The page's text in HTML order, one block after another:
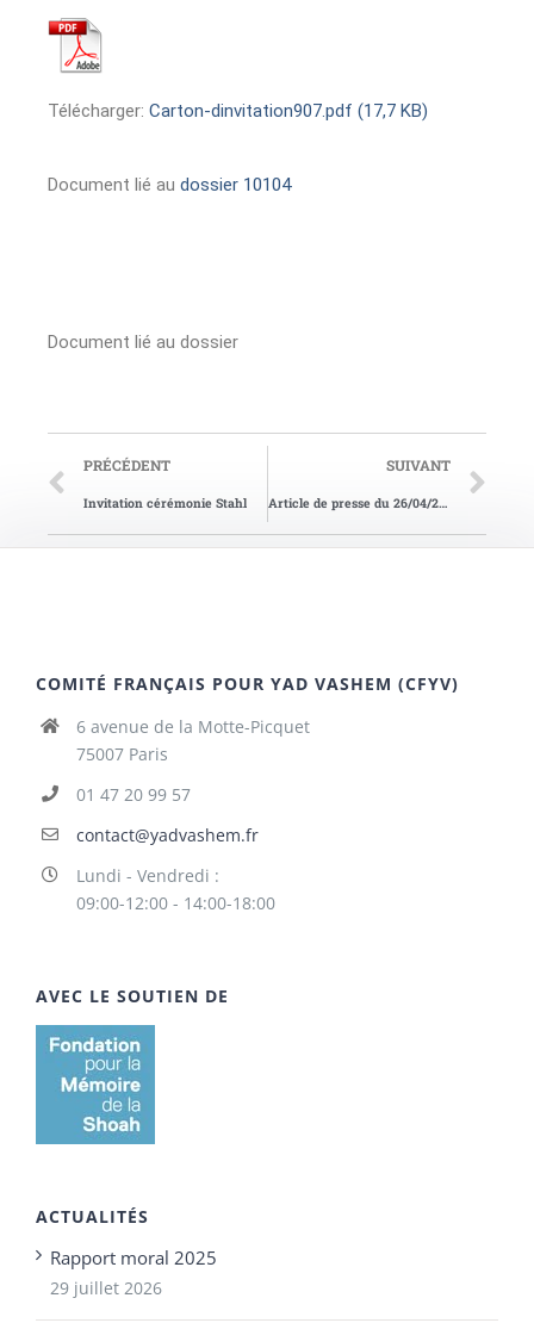
Télécharger: Carton-dinvitation907.pdf (17,7 KB)
Document lié au dossier 10104
Document lié au dossier
PRÉCÉDENT
Invitation cérémonie Stahl
SUIVANT
Article de presse du 26/04/2002
COMITÉ FRANÇAIS POUR YAD VASHEM (CFYV)
6 avenue de la Motte-Picquet
75007 Paris
01 47 20 99 57
contact@yadvashem.fr
Lundi - Vendredi :
09:00-12:00 - 14:00-18:00
AVEC LE SOUTIEN DE
ACTUALITÉS
Rapport moral 2025
29 juillet 2026